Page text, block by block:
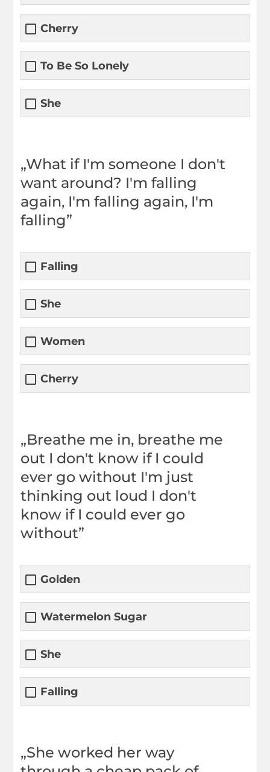
Cherry
To Be So Lonely
She
„What if I'm someone I don't
want around? I'm falling
again, I'm falling again, I'm
falling”
Falling
She
Women
Cherry
„Breathe me in, breathe me
out I don't know if I could
ever go without I'm just
thinking out loud I don't
know if I could ever go
without”
Golden
Watermelon Sugar
She
Falling
„She worked her way